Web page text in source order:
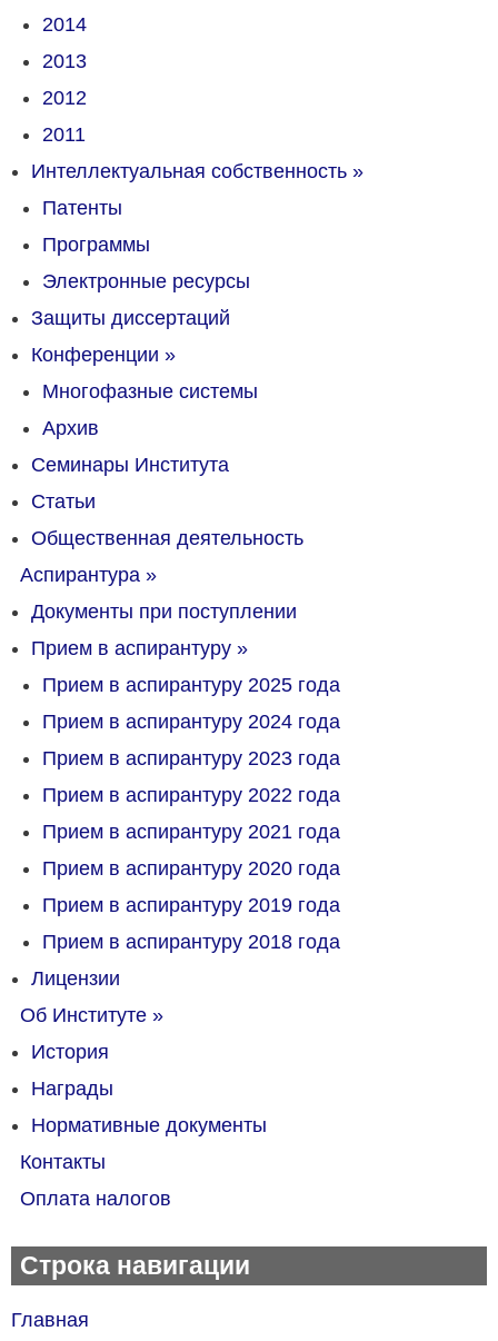
2014
2013
2012
2011
Интеллектуальная собственность »
Патенты
Программы
Электронные ресурсы
Защиты диссертаций
Конференции »
Многофазные системы
Архив
Семинары Института
Статьи
Общественная деятельность
Аспирантура »
Документы при поступлении
Прием в аспирантуру »
Прием в аспирантуру 2025 года
Прием в аспирантуру 2024 года
Прием в аспирантуру 2023 года
Прием в аспирантуру 2022 года
Прием в аспирантуру 2021 года
Прием в аспирантуру 2020 года
Прием в аспирантуру 2019 года
Прием в аспирантуру 2018 года
Лицензии
Об Институте »
История
Награды
Нормативные документы
Контакты
Оплата налогов
Строка навигации
Главная